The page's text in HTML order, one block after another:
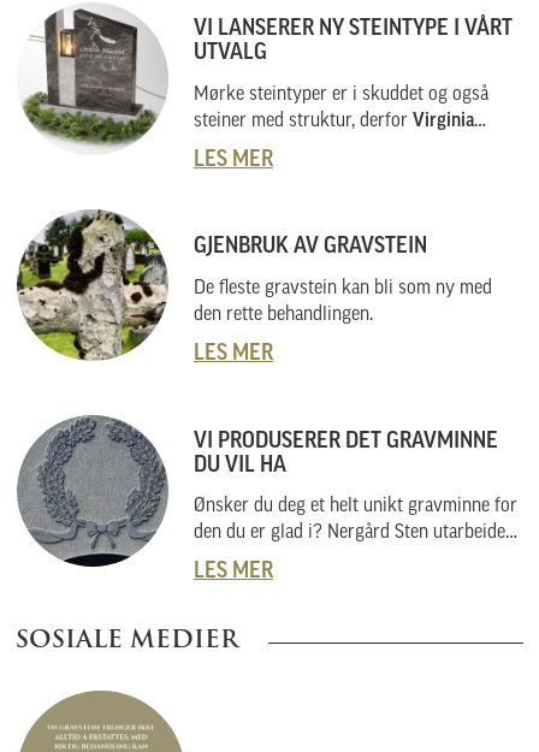
VI LANSERER NY STEINTYPE I VÅRT
UTVALG
Mørke steintyper er i skuddet og også
steiner med struktur, derfor Virginia
Black.
LES MER
GJENBRUK AV GRAVSTEIN
De fleste gravstein kan bli som ny med
den rette behandlingen.
LES MER
VI PRODUSERER DET GRAVMINNE
DU VIL HA
Ønsker du deg et helt unikt gravminne for
den du er glad i? Nergård Sten utarbeider
også helt unike gravminner i samarbeid
med kunder. Vi skal her forklare hvordan
om du har noe helt spesielt i tankene.
LES MER
SOSIALE MEDIER